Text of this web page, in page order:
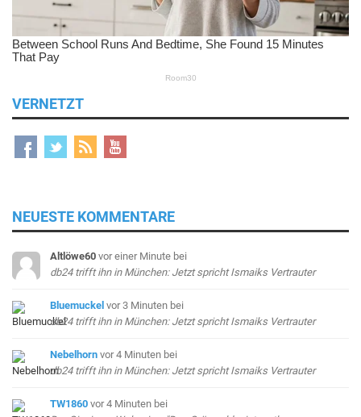
VERNETZT
NEUESTE KOMMENTARE
Altlöwe60 vor einer Minute bei
db24 trifft ihn in München: Jetzt spricht Ismaiks Vertrauter
Bluemuckel vor 3 Minuten bei
db24 trifft ihn in München: Jetzt spricht Ismaiks Vertrauter
Nebelhorn vor 4 Minuten bei
db24 trifft ihn in München: Jetzt spricht Ismaiks Vertrauter
TW1860 vor 4 Minuten bei